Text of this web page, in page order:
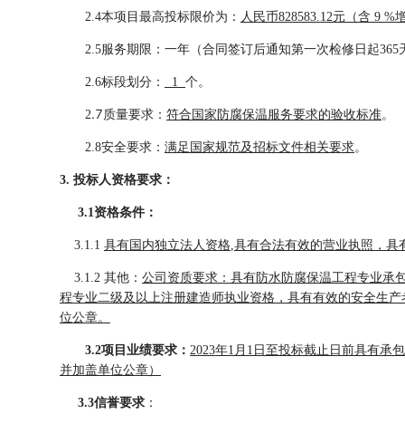
2.4本项目最高投标限价为： 人民币828583.12元（含 9 %
2.5服务期限：一年（合同签订后通知第一次检修日起365
2.6标段划分： 1 个。
2.7质量要求： 符合国家防腐保温服务要求的验收标准。
2.8安全要求： 满足国家规范及招标文件相关要求。
3. 投标人资格要求：
3.1资格条件：
3.1.1 具有国内独立法人资格,具有合法有效的营业执照 ， 具
3.1.2 其他： 公司资质要求： 具有防水防腐保温工程专业承
程专业二级及以上注册建造师执业资格， 具有有效的安全生
位公章。
3.2项目业绩要求：2023年1月1日至投标截止日前具有承
并加盖单位公章）
3.3信誉要求 ：